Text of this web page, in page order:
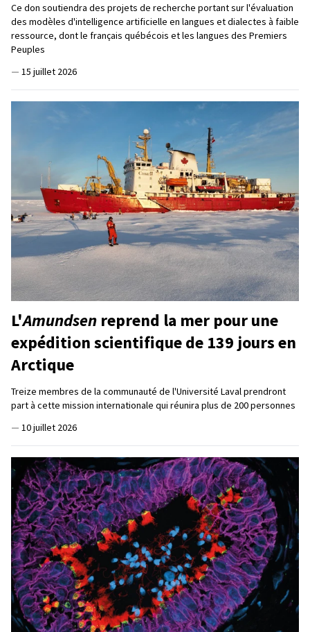
Ce don soutiendra des projets de recherche portant sur l'évaluation
des modèles d'intelligence artificielle en langues et dialectes à faible
ressource, dont le français québécois et les langues des Premiers
Peuples
— 15 juillet 2026
L'Amundsen reprend la mer pour une
expédition scientifique de 139 jours en
Arctique
Treize membres de la communauté de l'Université Laval prendront
part à cette mission internationale qui réunira plus de 200 personnes
— 10 juillet 2026